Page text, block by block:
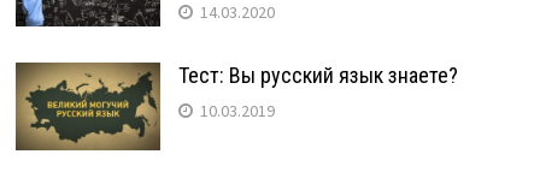
14.03.2020
Тест: Вы русский язык знаете?
10.03.2019